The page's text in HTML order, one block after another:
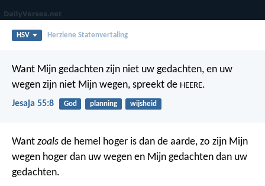
HSV Herziene Statenvertaling
Want Mijn gedachten zijn niet uw gedachten, en uw
wegen zijn niet Mijn wegen, spreekt de HEERE.
Jesaja 55:8 God planning wijsheid
Want zoals de hemel hoger is dan de aarde, zo zijn Mijn
wegen hoger dan uw wegen en Mijn gedachten dan uw
gedachten.